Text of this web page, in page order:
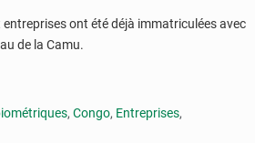
ont été déjà immatriculées avec
de la Camu.
, Congo, Entreprises,